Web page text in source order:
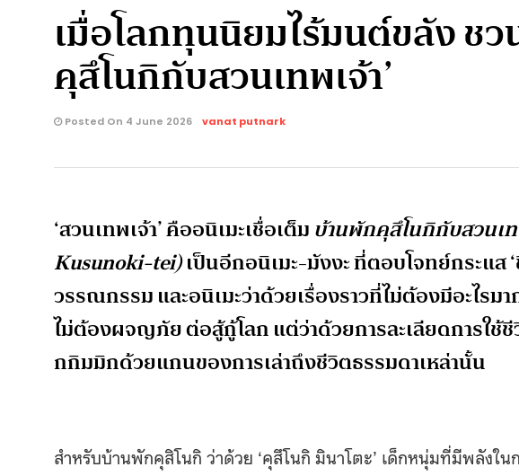
เมื่อโลกทุนนิยมไร้มนต์ขลัง ช
คุสึโนกิกับสวนเทพเจ้า’
Posted On 4 June 2026 vanat putnark
‘สวนเทพเจ้า’ คืออนิเมะเชื่อเต็มบ้านพักคุสึโนกิกับสวนเ
Kusunoki-tei)เป็นอีกอนิเมะ-มังงะ ที่ตอบโจทย์กระแส
วรรณกรรม และอนิเมะว่าด้วยเรื่องราวที่ไม่ต้องมีอะไรม
ไม่ต้องผจญภัย ต่อสู้กู้โลก แต่ว่าด้วยการละเลียดการใช้
กกิมมิกด้วยแกนของการเล่าถึงชีวิตธรรมดาเหล่านั้น
สำหรับบ้านพักคุสิโนกิ ว่าด้วย ‘คุสึโนกิ มินาโตะ’ เด็กหนุ่มที่มีพลังใ